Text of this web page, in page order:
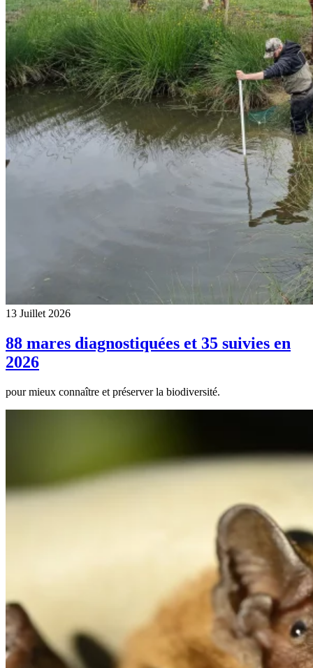
13 Juillet 2026
88 mares diagnostiquées et 35 suivies en
2026
pour mieux connaître et préserver la biodiversité.